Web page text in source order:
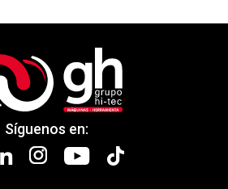
Síguenos en: